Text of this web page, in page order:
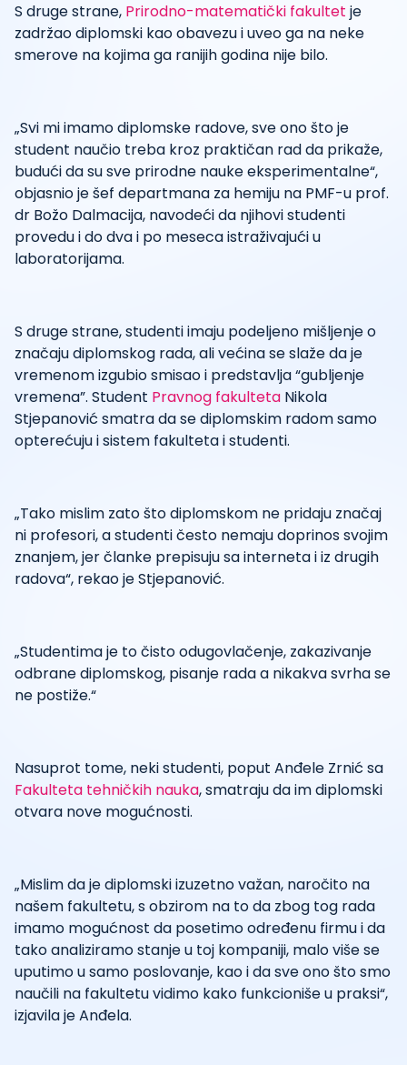
S druge strane, Prirodno-matematički fakultet je
zadržao diplomski kao obavezu i uveo ga na neke
smerove na kojima ga ranijih godina nije bilo.
„Svi mi imamo diplomske radove, sve ono što je
student naučio treba kroz praktičan rad da prikaže,
budući da su sve prirodne nauke eksperimentalne“,
objasnio je šef departmana za hemiju na PMF-u prof.
dr Božo Dalmacija, navodeći da njihovi studenti
provedu i do dva i po meseca istraživajući u
laboratorijama.
S druge strane, studenti imaju podeljeno mišljenje o
značaju diplomskog rada, ali većina se slaže da je
vremenom izgubio smisao i predstavlja “gubljenje
vremena”. Student Pravnog fakulteta Nikola
Stjepanović smatra da se diplomskim radom samo
opterećuju i sistem fakulteta i studenti.
„Tako mislim zato što diplomskom ne pridaju značaj
ni profesori, a studenti često nemaju doprinos svojim
znanjem, jer članke prepisuju sa interneta i iz drugih
radova“, rekao je Stjepanović.
„Studentima je to čisto odugovlačenje, zakazivanje
odbrane diplomskog, pisanje rada a nikakva svrha se
ne postiže.“
Nasuprot tome, neki studenti, poput Anđele Zrnić sa
Fakulteta tehničkih nauka, smatraju da im diplomski
otvara nove mogućnosti.
„Mislim da je diplomski izuzetno važan, naročito na
našem fakultetu, s obzirom na to da zbog tog rada
imamo mogućnost da posetimo određenu firmu i da
tako analiziramo stanje u toj kompaniji, malo više se
uputimo u samo poslovanje, kao i da sve ono što smo
naučili na fakultetu vidimo kako funkcioniše u praksi“,
izjavila je Anđela.